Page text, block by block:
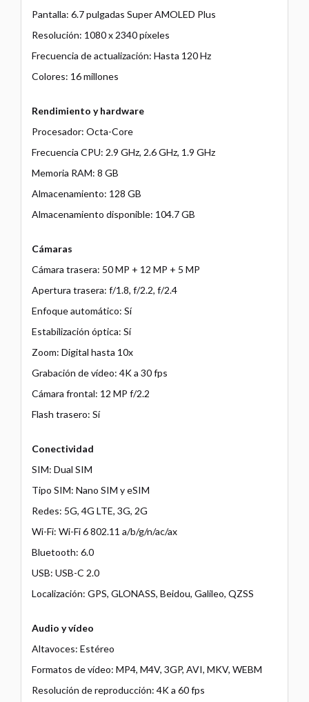
Pantalla: 6.7 pulgadas Super AMOLED Plus
Resolución: 1080 x 2340 píxeles
Frecuencia de actualización: Hasta 120 Hz
Colores: 16 millones
Rendimiento y hardware
Procesador: Octa-Core
Frecuencia CPU: 2.9 GHz, 2.6 GHz, 1.9 GHz
Memoria RAM: 8 GB
Almacenamiento: 128 GB
Almacenamiento disponible: 104.7 GB
Cámaras
Cámara trasera: 50 MP + 12 MP + 5 MP
Apertura trasera: f/1.8, f/2.2, f/2.4
Enfoque automático: Sí
Estabilización óptica: Sí
Zoom: Digital hasta 10x
Grabación de vídeo: 4K a 30 fps
Cámara frontal: 12 MP f/2.2
Flash trasero: Sí
Conectividad
SIM: Dual SIM
Tipo SIM: Nano SIM y eSIM
Redes: 5G, 4G LTE, 3G, 2G
Wi-Fi: Wi-Fi 6 802.11 a/b/g/n/ac/ax
Bluetooth: 6.0
USB: USB-C 2.0
Localización: GPS, GLONASS, Beidou, Galileo, QZSS
Audio y vídeo
Altavoces: Estéreo
Formatos de vídeo: MP4, M4V, 3GP, AVI, MKV, WEBM
Resolución de reproducción: 4K a 60 fps